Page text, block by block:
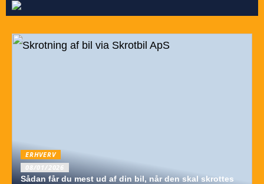
ERHVERV
08/01/2026
Sådan får du mest ud af din bil, når den skal skrottes